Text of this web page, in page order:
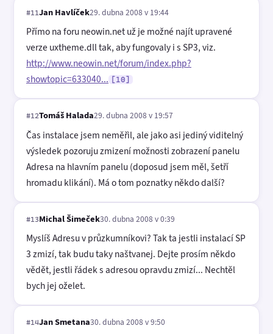
#11Jan Havlíček29. dubna 2008 v 19:44
Přímo na foru neowin.net už je možné najít upravené
verze uxtheme.dll tak, aby fungovaly i s SP3, viz.
http://www.neowin.net/forum/index.php?
showtopic=633040... [10]
#12Tomáš Halada29. dubna 2008 v 19:57
Čas instalace jsem neměřil, ale jako asi jediný viditelný
výsledek pozoruju zmizení možnosti zobrazení panelu
Adresa na hlavním panelu (doposud jsem měl, šetří
hromadu klikání). Má o tom poznatky někdo další?
#13Michal Šimeček30. dubna 2008 v 0:39
Myslíš Adresu v průzkumníkovi? Tak ta jestli instalací SP
3 zmizí, tak budu taky naštvanej. Dejte prosím někdo
vědět, jestli řádek s adresou opravdu zmizí... Nechtěl
bych jej oželet.
#14Jan Smetana30. dubna 2008 v 9:50